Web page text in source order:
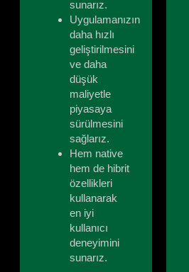
sunarız.
Uygulamanızın
daha hızlı
geliştirilmesini
ve daha
düşük
maliyetle
piyasaya
sürülmesini
sağlarız.
Hem native
hem de hibrit
özellikleri
kullanarak
en iyi
kullanıcı
deneyimini
sunarız.